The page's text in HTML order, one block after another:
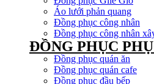
Áo lưới phản quang
Đồng phục công nhân
Đồng phục công nhân
ĐỒNG PHỤC
Đồng phục quán ăn
Đồng phục quán cafe
Đồng phục đầu bếp